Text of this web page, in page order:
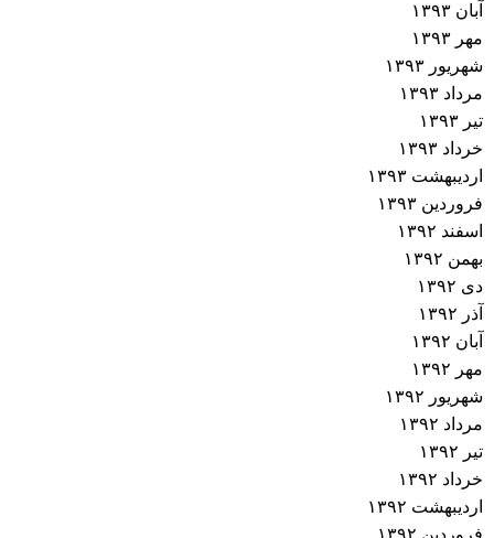
آبان ۱۳۹۳
مهر ۱۳۹۳
شهریور ۱۳۹۳
مرداد ۱۳۹۳
تیر ۱۳۹۳
خرداد ۱۳۹۳
اردیبهشت ۱۳۹۳
فروردین ۱۳۹۳
اسفند ۱۳۹۲
بهمن ۱۳۹۲
دی ۱۳۹۲
آذر ۱۳۹۲
آبان ۱۳۹۲
مهر ۱۳۹۲
شهریور ۱۳۹۲
مرداد ۱۳۹۲
تیر ۱۳۹۲
خرداد ۱۳۹۲
اردیبهشت ۱۳۹۲